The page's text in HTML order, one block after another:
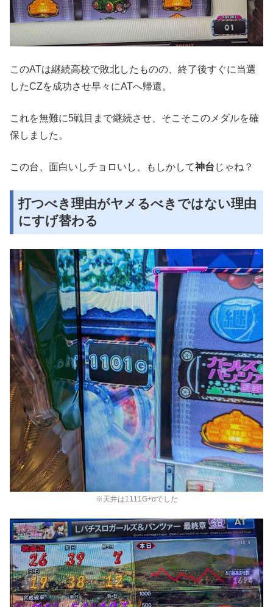
このATは継続高校で敗北したものの、終了後すぐに当選
したCZを成功させ早々にATへ帰還。
これを無難に5戦目まで継続させ、そこそこのメダルを確
保しました。
この台、面白いしチョロいし、もしかして神台 じゃね？
打つべき理由がヤメるべきではない理由
にすげ替わる
※天井は1111G+αでした